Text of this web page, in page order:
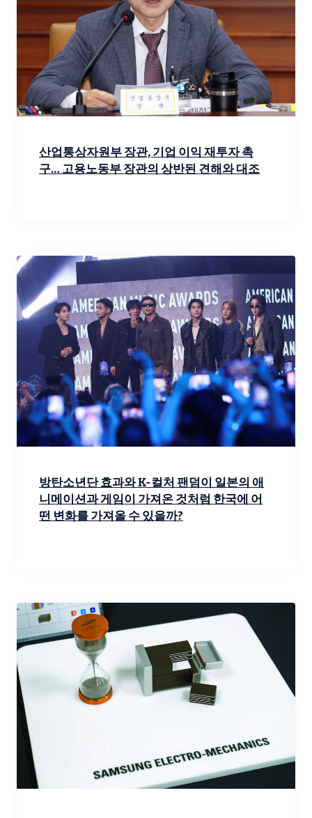
산업통상자원부 장관, 기업 이익 재투자 촉
구… 고용노동부 장관의 상반된 견해와 대조
방탄소년단 효과와 K-컬처 팬덤이 일본의 애
니메이션과 게임이 가져온 것처럼 한국에 어
떤 변화를 가져올 수 있을까?